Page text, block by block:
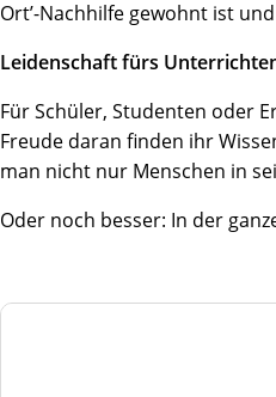
Ort’-Nachhilfe gewohnt ist
Leidenschaft fürs
Für Schüler, Studenten oder
Freude daran finden ihr
man nicht nur Menschen in
Oder noch besser: In der